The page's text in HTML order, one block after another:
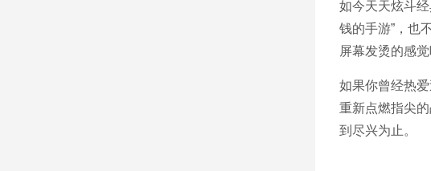
如今天天炫斗
钱的手游”，也
屏幕发烫的感觉
如果你曾经热
重新点燃指尖
到尽兴为止。